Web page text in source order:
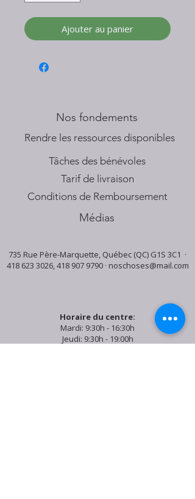
Ajouter au panier
Nos fondements
​Rendre les ressources disponibles
Tâches des bénévoles
Tarif de livraison
Conditions de Remboursement
Médias
735 Rue Père-Marquette, Québec (QC) G1S 3C1 ·
418 623 3026,418 907 9790· noschoses@mail.com
Horaire du centre:
Mardi: 9:30h - 16:30h
Jeudi: 9:30h - 19:00h